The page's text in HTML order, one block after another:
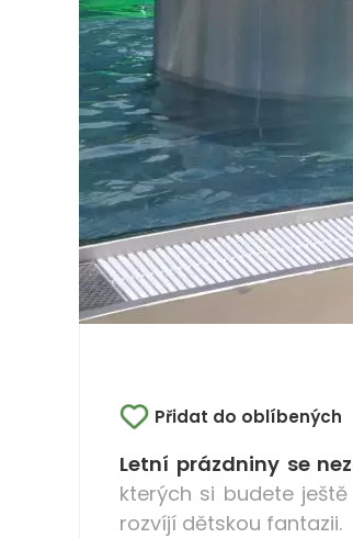
Přidat do oblíbených
Letní prázdniny se
kterých si budete
rozvíjí dětskou fantazii.